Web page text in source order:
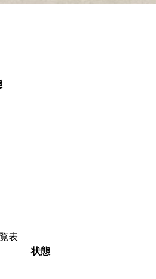
表
状態